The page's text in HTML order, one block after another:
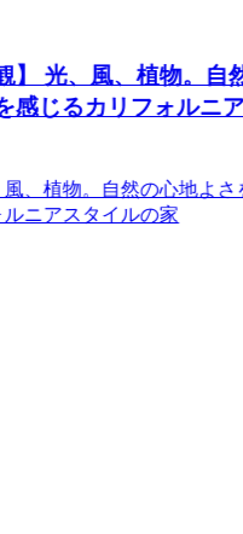
植物。自然の心地
ォルニアスタイル
【
い